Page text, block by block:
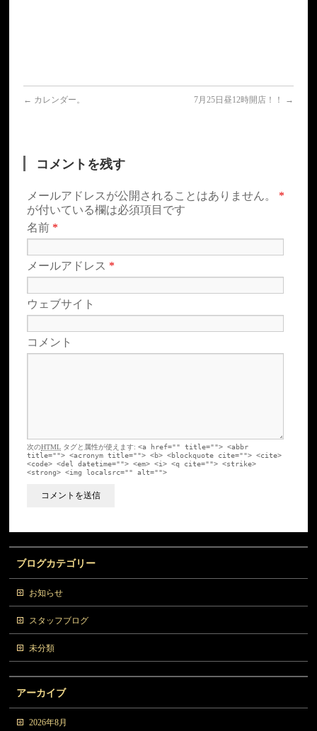
← カレンダー。 7月25日昼12時開店！！ →
コメントを残す
メールアドレスが公開されることはありません。 *
が付いている欄は必須項目です
名前 *
メールアドレス *
ウェブサイト
コメント
次のHTML タグと属性が使えます:<a href="" title=""> <abbr
title=""> <acronym title=""> <b> <blockquote cite=""> <cite>
<code> <del datetime=""> <em> <i> <q cite=""> <strike>
<strong> <img localsrc="" alt="">
ブログカテゴリー
お知らせ
スタッフブログ
未分類
アーカイブ
2026年8月